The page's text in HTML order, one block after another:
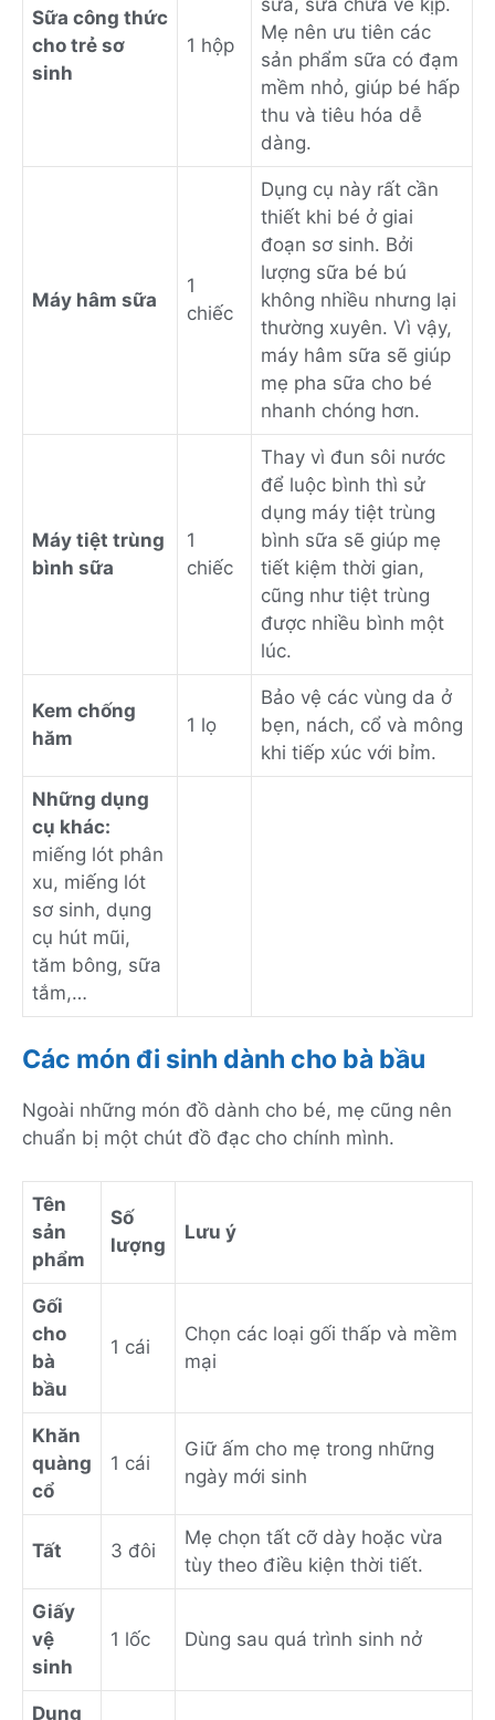
Sữa công thức
cho trẻ sơ
sinh
1 hộp
Mẹ nên ưu tiên các
sản phẩm sữa có đạm
mềm nhỏ, giúp bé hấp
thu và tiêu hóa dễ
dàng.
Máy hâm sữa
1
chiếc
Dụng cụ này rất cần
thiết khi bé ở giai
đoạn sơ sinh. Bởi
lượng sữa bé bú
không nhiều nhưng lại
thường xuyên. Vì vậy,
máy hâm sữa sẽ giúp
mẹ pha sữa cho bé
nhanh chóng hơn.
Máy tiệt trùng
bình sữa
1
chiếc
Thay vì đun sôi nước
để luộc bình thì sử
dụng máy tiệt trùng
bình sữa sẽ giúp mẹ
tiết kiệm thời gian,
cũng như tiệt trùng
được nhiều bình một
lúc.
Kem chống
hăm
1 lọ
Bảo vệ các vùng da ở
bẹn, nách, cổ và mông
khi tiếp xúc với bỉm.
Những dụng
cụ khác:
miếng lót phân
xu, miếng lót
sơ sinh, dụng
cụ hút mũi,
tăm bông, sữa
tắm,…
Các món đi sinh dành cho bà bầu
Ngoài những món đồ dành cho bé, mẹ cũng nên
chuẩn bị một chút đồ đạc cho chính mình.
Tên
sản
phẩm
Số
lượng
Lưu ý
Gối
cho
bà
bầu
1 cái
Chọn các loại gối thấp và mềm
mại
Khăn
quàng
cổ
1 cái
Giữ ấm cho mẹ trong những
ngày mới sinh
Tất 3 đôi
Mẹ chọn tất cỡ dày hoặc vừa
tùy theo điều kiện thời tiết.
Giấy
vệ
sinh
1 lốc Dùng sau quá trình sinh nở
Dung